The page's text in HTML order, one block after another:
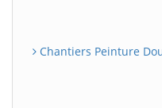
Chantiers Peinture